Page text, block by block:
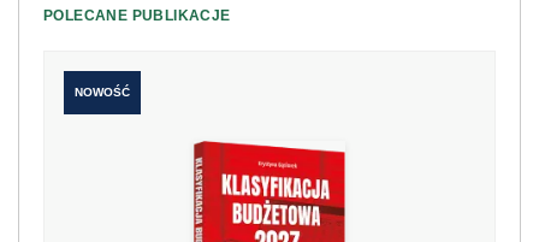
POLECANE PUBLIKACJE
NOWOŚĆ